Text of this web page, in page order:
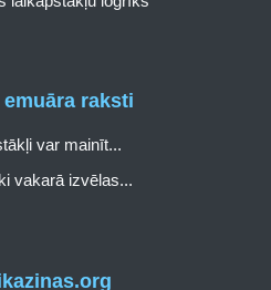
raksti
var mainīt...
vakarā izvēlas...